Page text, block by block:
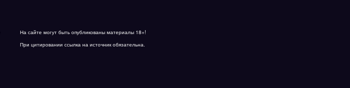
На сайте могут быть опубликованы материалы 18+!
При цитировании ссылка на источник обязательна.